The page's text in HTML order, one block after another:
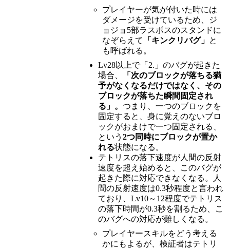
プレイヤーが気が付いた時には
ダメージを受けているため、ジ
ョジョ5部ラスボスのスタンドに
なぞらえて
「キンクリバグ」 と
も呼ばれる。
Lv28以上で「2.」のバグが起きた
場合、
「次のブロックが落ちる猶
予がなくなるだけではなく、その
ブロックが落ちた瞬間固定され
る」。 つまり、一つのブロックを
固定すると、身に覚えのないブロ
ックがおまけで一つ固定される、
という 2つ同時にブロックが置か
れる状態になる。
テトリスの落下速度が人間の反射
速度を超え始めると、このバグが
起きた際に対応できなくなる。人
間の反射速度は0.3秒程度と言われ
ており、Lv10～12程度でテトリス
の落下時間が0.3秒を割るため、こ
のバグへの対応が難しくなる。
プレイヤースキルをどう考える
かにもよるが、検証者はテトリ